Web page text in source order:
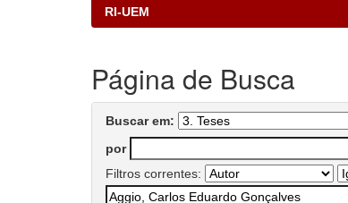
RI-UEM
Página de Busca
Buscar em:
por
Filtros correntes: